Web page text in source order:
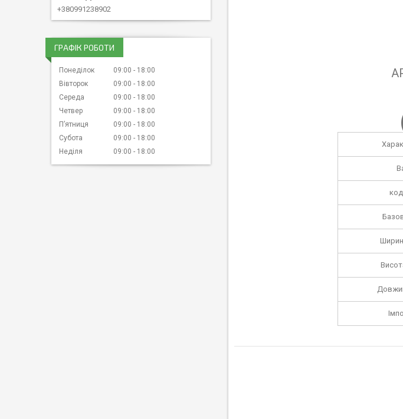
+380991238902
ГРАФІК РОБОТИ
Понеділок 09:00
18:00
Вівторок
09:00
18:00
Середа
09:00
18:00
Четвер
09:00
18:00
Пʼятниця
09:00
18:00
Субота
09:00
18:00
Неділя
09:00 18:00